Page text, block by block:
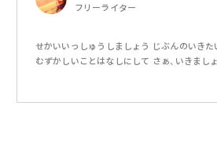
フリーライター
せかいいっしゅうしましょう じぶんのいき
むずかしいことはなしにして さぁ、いきまし